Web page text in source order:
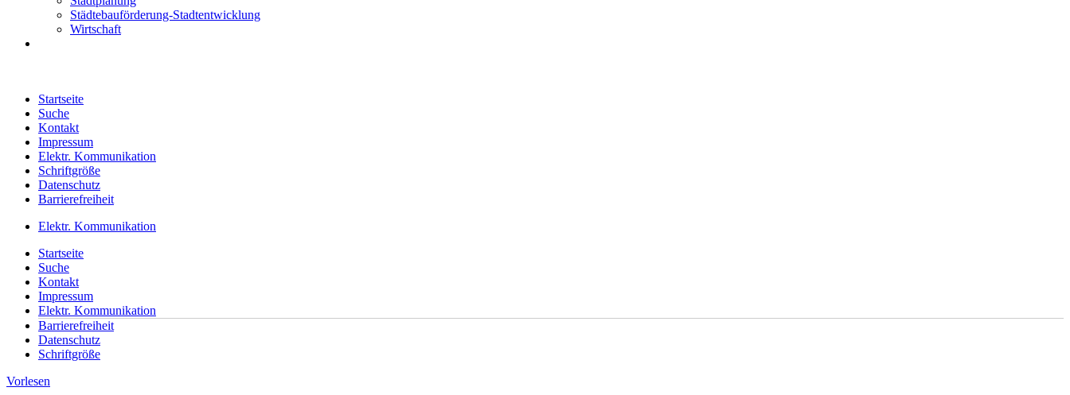
Städtebauförderung-Stadtentwicklung
Wirtschaft
Startseite
Suche
Kontakt
Impressum
Elektr. Kommunikation
Schriftgröße
Datenschutz
Barrierefreiheit
Elektr. Kommunikation
Startseite
Suche
Kontakt
Impressum
Elektr. Kommunikation
Barrierefreiheit
Datenschutz
Schriftgröße
Vorlesen